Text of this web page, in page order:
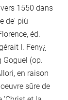
1550 dans
de' più
éd.
I. Feny¿
Goguel (op.
en raison
sûre de